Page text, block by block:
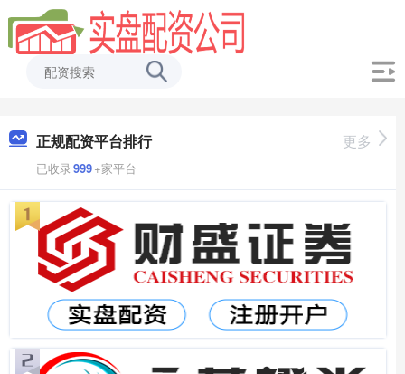
正规配资平台排行
已收录999+家平台
更多